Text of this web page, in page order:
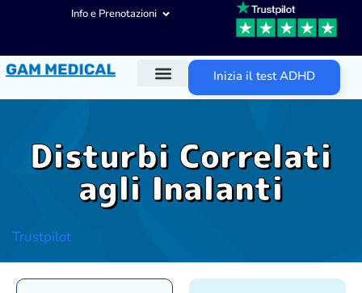
Info e Prenotazioni
Inizia il test ADHD
Disturbi Correlati
agli Inalanti
Trustpilot